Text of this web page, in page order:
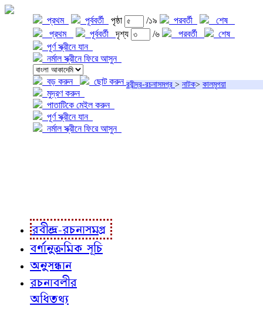
প্রথম পূর্ববর্তী পৃষ্ঠা /১৯ পরবর্তী
শেষ
প্রথম
পূর্ববর্তী দৃশ্য /৬ পরবর্তী
শেষ
পূর্ণ স্ক্রীনে যান
নর্মাল স্ক্রীনে ফিরে আসুন
বড় করুন
ছোট করুন
মুদ্রণ করুন
পাতাটিকে মেইল করুন
পূর্ণ স্ক্রীনে যান
নর্মাল স্ক্রীনে ফিরে আসুন
রবীন্দ্র-রচনাসমগ্র > নাটক> কালমৃগয়া
রবীন্দ্র-রচনাসমগ্র
বর্ণানুক্রমিক সূচি
অনুসন্ধান
রচনাবলীর
অধিতথ্য